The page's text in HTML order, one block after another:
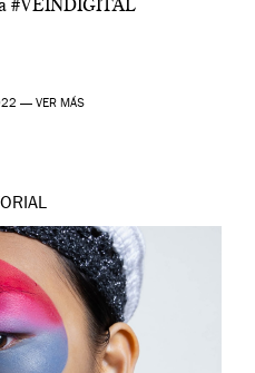
#VEINDIGITAL
— VER MÁS